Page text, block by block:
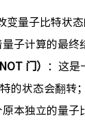
变量子比特状
子计算的最终
门） ：这是
的状态会翻
本独立的量子